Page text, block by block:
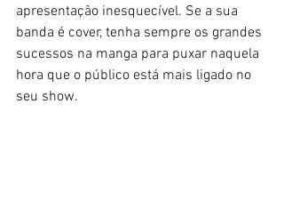
apresentação inesquecível. Se a sua
banda é cover, tenha sempre os grandes
sucessos na manga para puxar naquela
hora que o público está mais ligado no
seu show.